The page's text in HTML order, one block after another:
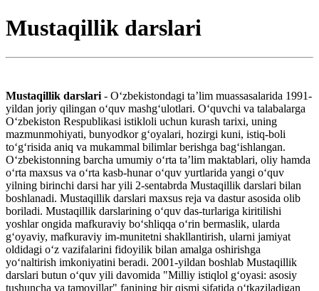
Mustaqillik darslari
Mustaqillik darslari - Oʻzbekistondagi taʼlim muassasalarida 1991-
yildan joriy qilingan oʻquv mashgʻulotlari. Oʻquvchi va talabalarga
Oʻzbekiston Respublikasi istikloli uchun kurash tarixi, uning
mazmunmohiyati, bunyodkor gʻoyalari, hozirgi kuni, istiq-boli
toʻgʻrisida aniq va mukammal bilimlar berishga bagʻishlangan.
Oʻzbekistonning barcha umumiy oʻrta taʼlim maktablari, oliy hamda
oʻrta maxsus va oʻrta kasb-hunar oʻquv yurtlarida yangi oʻquv
yilning birinchi darsi har yili 2-sentabrda Mustaqillik darslari bilan
boshlanadi. Mustaqillik darslari maxsus reja va dastur asosida olib
boriladi. Mustaqillik darslarining oʻquv das-turlariga kiritilishi
yoshlar ongida mafkuraviy boʻshliqqa oʻrin bermaslik, ularda
gʻoyaviy, mafkuraviy im-munitetni shakllantirish, ularni jamiyat
oldidagi oʻz vazifalarini fidoyilik bilan amalga oshirishga
yoʻnaltirish imkoniyatini beradi. 2001-yildan boshlab Mustaqillik
darslari butun oʻquv yili davomida "Milliy istiqlol gʻoyasi: asosiy
tushuncha va tamoyillar" fanining bir qismi sifatida oʻtkaziladigan